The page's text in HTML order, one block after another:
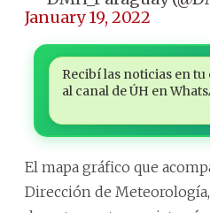
January 19, 2022
Recibí las noticias en
al canal de ÚH en
El mapa gráfico que
Dirección de